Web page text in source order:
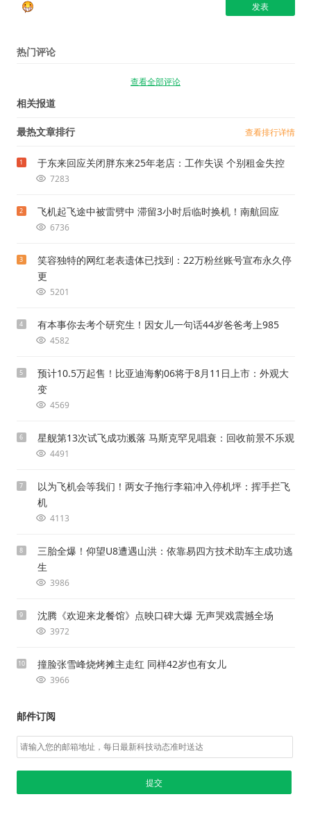
热门评论
查看全部评论
相关报道
最热文章排行 查看排行详情
1 于东来回应关闭胖东来25年老店：工作失误 个别租金失控
7283
2 飞机起飞途中被雷劈中 滞留3小时后临时换机！南航回应
6736
3
笑容独特的网红老表遗体已找到：22万粉丝账号宣布永久停
更
5201
4 有本事你去考个研究生！因女儿一句话44岁爸爸考上985
4582
5
预计10.5万起售！比亚迪海豹06将于8月11日上市：外观大
变
4569
6 星舰第13次试飞成功溅落 马斯克罕见唱衰：回收前景不乐观
4491
7
以为飞机会等我们！两女子拖行李箱冲入停机坪：挥手拦飞
机
4113
8
三胎全爆！仰望U8遭遇山洪：依靠易四方技术助车主成功逃
生
3986
9 沈腾《欢迎来龙餐馆》点映口碑大爆 无声哭戏震撼全场
3972
10 撞脸张雪峰烧烤摊主走红 同样42岁也有女儿
3966
邮件订阅